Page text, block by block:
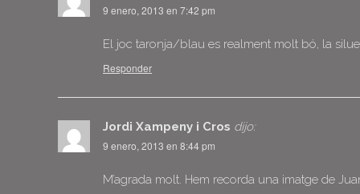
9 enero, 2013 en 7:42 pm
El joc taronja/blau es realment molt bó, la
Responder
Jordi Xampeny i Cros dijo:
9 enero, 2013 en 8:44 pm
M’agrada molt. Hem recorda una imatge de